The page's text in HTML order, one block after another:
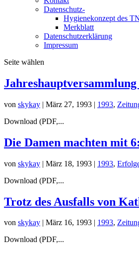
Datenschutz-
Hygienekonzept des
Merkblatt
Datenschutzerklärung
Impressum
Seite wählen
von skykay | März 27, 1993 | 1993,
Download (PDF,...
Die Damen machten mit
von skykay | März 18, 1993 | 1993,
Download (PDF,...
Trotz des Ausfalls von
von skykay | März 16, 1993 | 1993,
Download (PDF,...